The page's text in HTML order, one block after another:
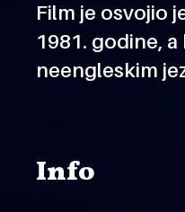
Film je osvojio
1981. godine,
neengleskim
Info